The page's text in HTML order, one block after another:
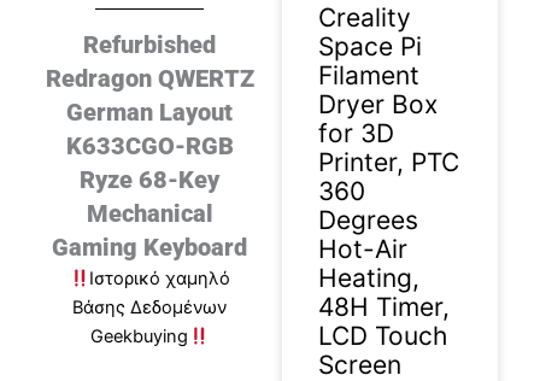
Refurbished
Redragon QWERTZ
German Layout
K633CGO-RGB
Ryze 68-Key
Mechanical
Gaming Keyboard
Ιστορικό χαμηλό
Βάσης Δεδομένων
Geekbuying
Creality
Space Pi
Filament
Dryer Box
for 3D
Printer, PTC
360
Degrees
Hot-Air
Heating,
48H Timer,
LCD Touch
Screen